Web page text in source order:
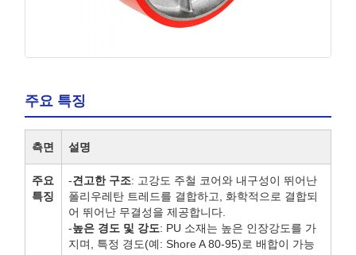
주요 특징
측면 설명
주요
특징
-견고한 구조: 고강도 주철 코어와 내구성이 뛰어난
폴리우레탄 트레드를 결합하고, 화학적으로 결합되
어 뛰어난 무결성을 제공합니다.
-높은 경도 및 강도: PU 소재는 높은 인장강도를 가
지며, 특정 경도(예: Shore A 80-95)로 배합이 가능